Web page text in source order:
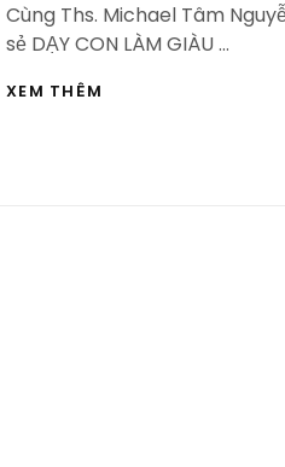
Cùng Ths. Michael Tâm
sẻ DẠY CON LÀM GIÀU …
XEM THÊM